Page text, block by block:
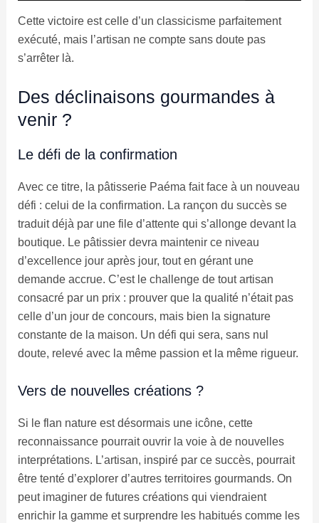
Cette victoire est celle d’un classicisme parfaitement
exécuté, mais l’artisan ne compte sans doute pas
s’arrêter là.
Des déclinaisons gourmandes à
venir ?
Le défi de la confirmation
Avec ce titre, la pâtisserie Paéma fait face à un nouveau
défi : celui de la confirmation. La rançon du succès se
traduit déjà par une file d’attente qui s’allonge devant la
boutique. Le pâtissier devra maintenir ce niveau
d’excellence jour après jour, tout en gérant une
demande accrue. C’est le challenge de tout artisan
consacré par un prix : prouver que la qualité n’était pas
celle d’un jour de concours, mais bien la signature
constante de la maison. Un défi qui sera, sans nul
doute, relevé avec la même passion et la même rigueur.
Vers de nouvelles créations ?
Si le flan nature est désormais une icône, cette
reconnaissance pourrait ouvrir la voie à de nouvelles
interprétations. L’artisan, inspiré par ce succès, pourrait
être tenté d’explorer d’autres territoires gourmands. On
peut imaginer de futures créations qui viendraient
enrichir la gamme et surprendre les habitués comme les